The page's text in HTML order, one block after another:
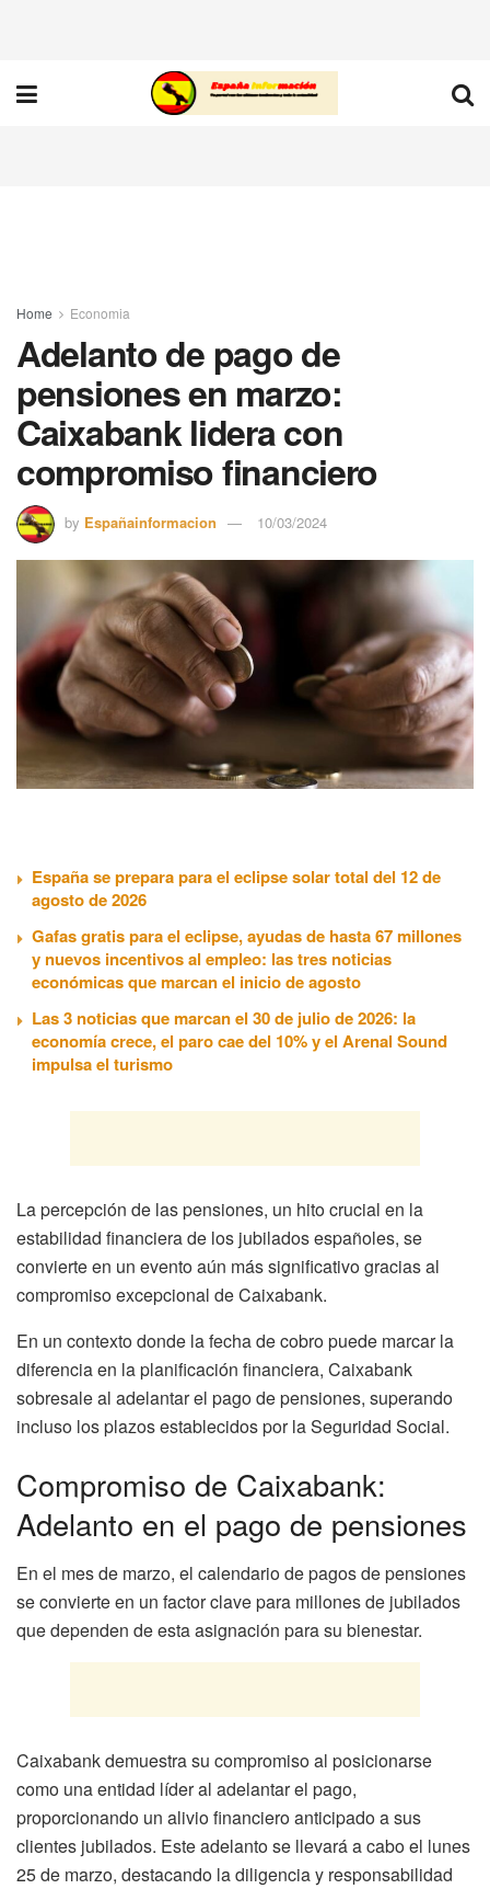
Home Economia
Adelanto de pago de
pensiones en marzo:
Caixabank lidera con
compromiso financiero
by Españainformacion 10/03/2024
España se prepara para el eclipse solar total del 12 de
agosto de 2026
Gafas gratis para el eclipse, ayudas de hasta 67 millones
y nuevos incentivos al empleo: las tres noticias
económicas que marcan el inicio de agosto
Las 3 noticias que marcan el 30 de julio de 2026: la
economía crece, el paro cae del 10% y el Arenal Sound
impulsa el turismo
La percepción de las pensiones, un hito crucial en la
estabilidad financiera de los jubilados españoles, se
convierte en un evento aún más significativo gracias al
compromiso excepcional de Caixabank.
En un contexto donde la fecha de cobro puede marcar la
diferencia en la planificación financiera, Caixabank
sobresale al adelantar el pago de pensiones, superando
incluso los plazos establecidos por la Seguridad Social.
Compromiso de Caixabank:
Adelanto en el pago de pensiones
En el mes de marzo, el calendario de pagos de pensiones
se convierte en un factor clave para millones de jubilados
que dependen de esta asignación para su bienestar.
Caixabank demuestra su compromiso al posicionarse
como una entidad líder al adelantar el pago,
proporcionando un alivio financiero anticipado a sus
clientes jubilados. Este adelanto se llevará a cabo el lunes
25 de marzo, destacando la diligencia y responsabilidad